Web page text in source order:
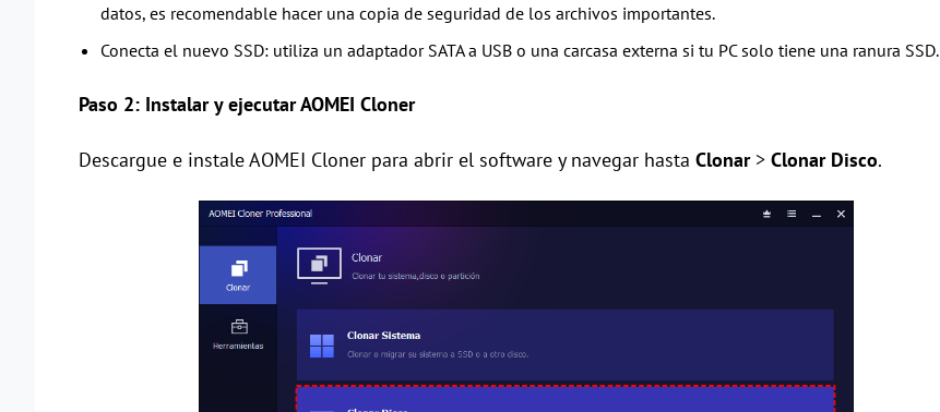
datos, es recomendable hacer una copia de seguridad de los archivos importantes.
Conecta el nuevo SSD: utiliza un adaptador SATA a USB o una carcasa externa si tu PC solo tiene una ranura SSD.
Paso 2: Instalar y ejecutar AOMEI Cloner
Descargue e instale AOMEI Cloner para abrir el software y navegar hasta Clonar> Clonar Disco.